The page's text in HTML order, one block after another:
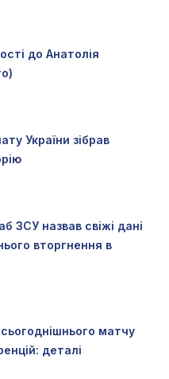
до Анатолія
України зібрав
ЗСУ назвав свіжі дані
вторгнення в
матчу
деталі